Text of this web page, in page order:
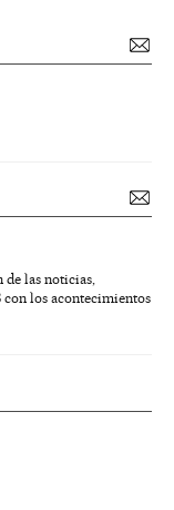
de las noticias,
con los acontecimientos